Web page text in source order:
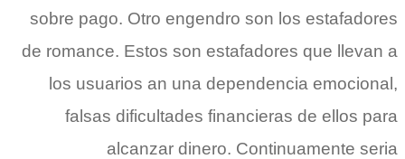
sobre pago. Otro engendro son los estafadores
de romance. Estos son estafadores que llevan a
los usuarios an una dependencia emocional,
falsas dificultades financieras de ellos para
alcanzar dinero. Continuamente seri­a